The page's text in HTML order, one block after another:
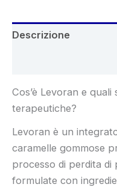
Descrizione
Cos’è Levoran e
terapeutiche?
Levoran è un
caramelle gommose
processo di perdita di
formulate con